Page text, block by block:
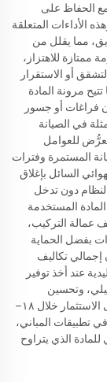
معزَّزًا مع الحفاظ على
عند درجات حرارة تتجاوز ١٠٠٠°م. وهذه الأداءات المتعلقة
مما يقلل من
ممتازة للاهتزاز،
أو الاستقرار
مرونة المادة
فراغات أو جسور
في الصيانة
للعوامل
المستمرة وفترات
السائل بإغلاق
دون تدخل
المستخدمة
عمالة التركيب،
بفضل الحماية
إجمالي تكاليف
التقليدية عند أخذ توفير
وتحسين
موثوقية النظام في الاعتبار. وعادةً ما يتحقق العائد على الاستثمار خلال ١٨–
الصناعية، وخلال ٣–٥ سنوات في تطبيقات المباني،
الذي يتراوح